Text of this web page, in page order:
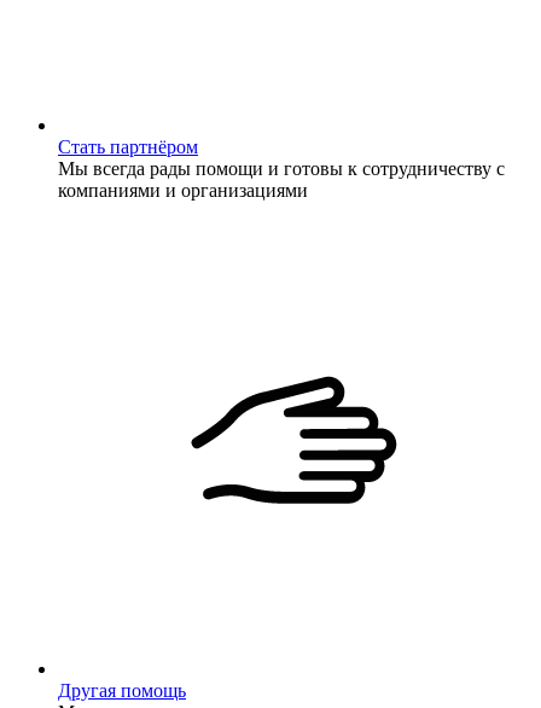
Стать партнёром
Мы всегда рады помощи и готовы к сотрудничеству с
компаниями и организациями
Другая помощь